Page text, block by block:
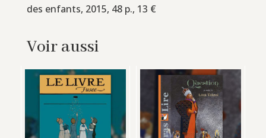
des enfants, 2015, 48 p., 13 €
Voir aussi